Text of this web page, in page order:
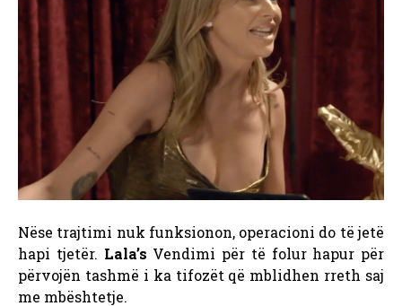
Nëse trajtimi nuk funksionon, operacioni do të jetë
hapi tjetër. Lala’s Vendimi për të folur hapur për
përvojën tashmë i ka tifozët që mblidhen rreth saj
me mbështetje.